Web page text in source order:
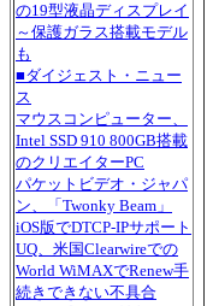
の19型液晶ディスプレイ
～保護ガラス搭載モデル
も
■ダイジェスト・ニュー
ス
マウスコンピューター、
Intel SSD 910 800GB搭載
のクリエイターPC
パケットビデオ・ジャパ
ン、「Twonky Beam」
iOS版でDTCP-IPサポート
UQ、米国Clearwireでの
World WiMAXでRenew手
続きできない不具合